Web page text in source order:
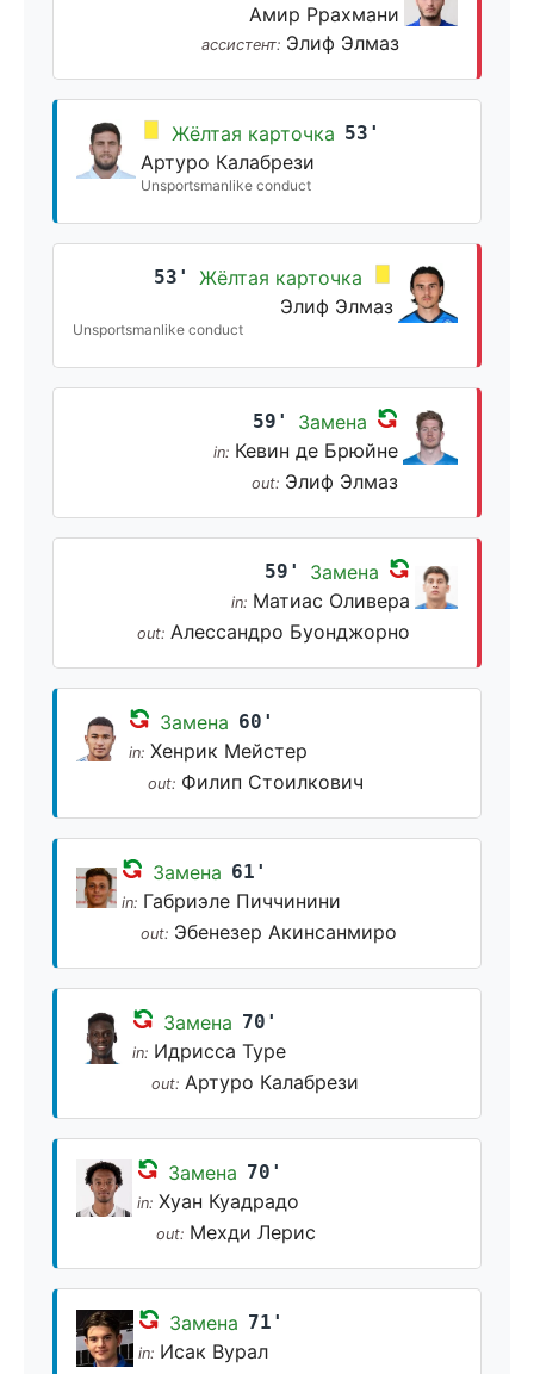
Амир Ррахмани
ассистент: Элиф Элмаз
Жёлтая карточка 53'
Артуро Калабрези
Unsportsmanlike conduct
53'
Жёлтая карточка
Элиф Элмаз
Unsportsmanlike conduct
59' Замена
in: Кевин де Брюйне
out: Элиф Элмаз
59' Замена
in: Матиас Оливера
out: Алессандро Буонджорно
Замена 60'
in: Хенрик Мейстер
out: Филип Стоилкович
Замена 61'
in: Габриэле Пиччинини
out: Эбенезер Акинсанмиро
Замена 70'
in: Идрисса Туре
out: Артуро Калабрези
Замена 70'
in: Хуан Куадрадо
out: Мехди Лерис
Замена 71'
in: Исак Вурал